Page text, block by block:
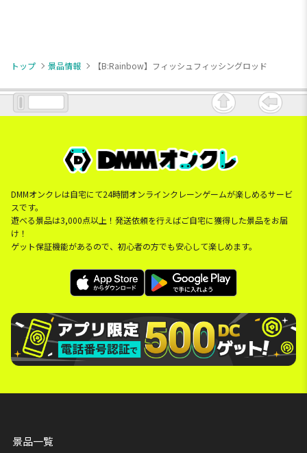
トップ 景品情報 【B:Rainbow】フィッシュフィッシングロッド
DMMオンクレは自宅にて24時間オンラインクレーンゲームが楽しめるサービ
スです。
遊べる景品は3,000点以上！発送依頼を行えばご自宅に獲得した景品をお届
け！
ゲット保証機能があるので、初心者の方でも安心して楽しめます。
景品一覧